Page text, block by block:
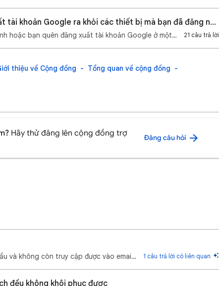
Tránh mất tài khoản bằng cách đăng xuất tài khoản Google ra khỏi các thiết bị mà bạn đã đăng nhập
Chào các bạn! Nếu bạn mất điện thoại, máy tính hoặc bạn quên đăng xuất tài khoản Google ở một thiết … 21 câu trả lời
thiệu về Cộng đồng Tổng quan về cộng đồng
Hãy thử đăng lên cộng đồng trợ
Đăng câu hỏi
Xin chào, Google Community Tôi quên mật khẩu và không còn truy cập được vào email và số điện thoại k… 1 câu trả lời có liên quan
đều không khôi phục được